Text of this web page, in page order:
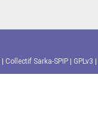
Collectif Sarka-SPIP GPLv3